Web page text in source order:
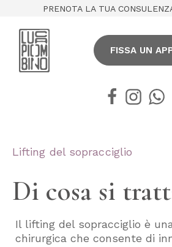
PRENOTA LA TUA
FISSA UN
Lifting del sopracciglio
Di cosa si
Il lifting del sopracciglio è
chirurgica che consente di